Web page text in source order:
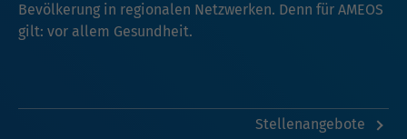
Bevölkerung in regionalen Netzwerken. Denn für AMEOS
gilt: vor allem Gesundheit.
Stellenangebote